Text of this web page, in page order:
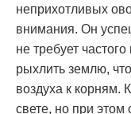
неприхотливых
внимания. Он
не требует
рыхлить землю,
воздуха к корням.
свете, но при